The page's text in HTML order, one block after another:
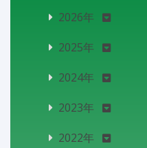
2026年
2025年
2024年
2023年
2022年